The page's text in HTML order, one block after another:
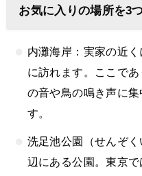
お気に入りの場所を3
内灘海岸：実家の近
に訪れます。ここで
の音や鳥の鳴き声に
す。
洗足池公園（せんぞ
辺にある公園。東京で